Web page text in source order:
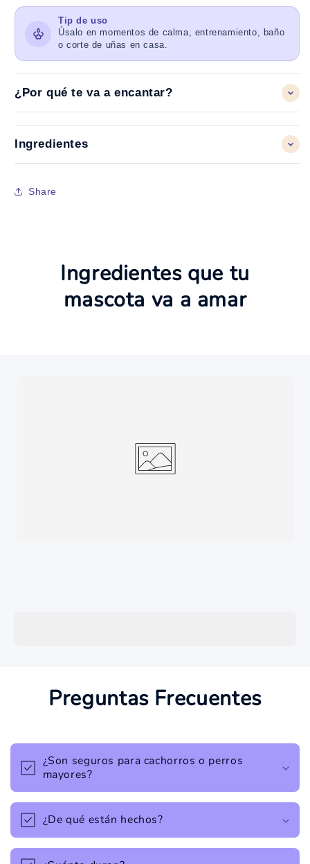
Tip de uso
Úsalo en momentos de calma, entrenamiento, baño
o corte de uñas en casa.
¿Por qué te va a encantar?
Ingredientes
Share
Ingredientes que tu
mascota va a amar
Preguntas Frecuentes
¿Son seguros para cachorros o perros
mayores?
¿De qué están hechos?